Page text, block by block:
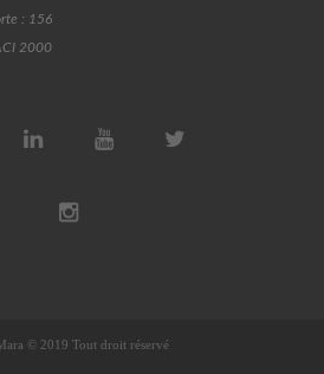
: 156
2000
© 2019 Tout droit réservé